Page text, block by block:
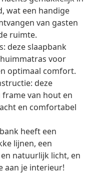
wat een handige
van gasten
ruimte.
deze slaapbank
voor
optimaal comfort.
deze
van hout en
en comfortabel
heeft een
lijnen, een
natuurlijk licht, en
aan je interieur!